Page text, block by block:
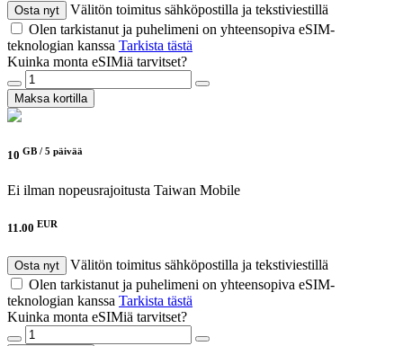
Osta nyt
Välitön toimitus sähköpostilla ja tekstiviestillä
Olen tarkistanut ja puhelimeni on yhteensopiva eSIM-
teknologian kanssa Tarkista tästä
Kuinka monta eSIMiä tarvitset?
Maksa kortilla
10 GB / 5 päivää
Ei ilman nopeusrajoitusta Taiwan Mobile
11.00 EUR
Osta nyt
Välitön toimitus sähköpostilla ja tekstiviestillä
Olen tarkistanut ja puhelimeni on yhteensopiva eSIM-
teknologian kanssa Tarkista tästä
Kuinka monta eSIMiä tarvitset?